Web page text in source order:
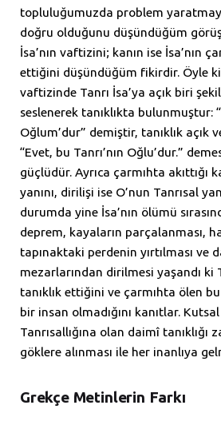
topluluğumuzda problem
doğru olduğunu düşündüğüm
İsa’nın vaftizini; kanın ise İsa’nın
ettiğini düşündüğüm fikirdir. Öyle ki
vaftizinde Tanrı İsa’ya açık biri
seslenerek tanıklıkta bulunmuştur:
Oğlum’dur” demiştir, tanıklık açık
“Evet, bu Tanrı’nın Oğlu’dur.”
güçlüdür. Ayrıca çarmıhta akıttığı
yanını, dirilişi ise O’nun Tanrısal
durumda yine İsa’nın ölümü
deprem, kayaların parçalanması,
tapınaktaki perdenin yırtılması ve
mezarlarından dirilmesi yaşandı ki
tanıklık ettiğini ve çarmıhta ölen
bir insan olmadığını kanıtlar.
Tanrısallığına olan daimî tanıklığı
göklere alınması ile her inanlıya
Grekçe Metinlerin Farkı